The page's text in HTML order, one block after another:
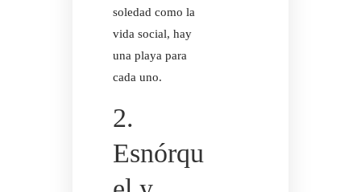
soledad como la
vida social, hay
una playa para
cada uno.
2.
Esnórqu